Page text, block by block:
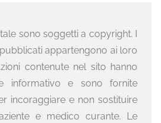
sono soggetti a copyright. I
appartengono ai loro
contenute nel sito hanno
informativo e sono fornite
incoraggiare e non sostituire
e medico curante. Le